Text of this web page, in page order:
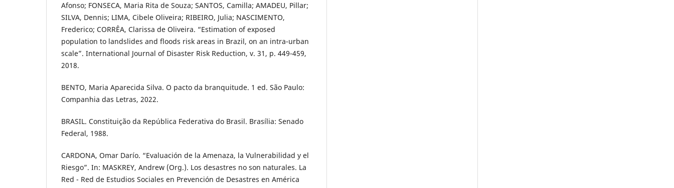
Afonso; FONSECA, Maria Rita de Souza; SANTOS, Camilla; AMADEU, Pillar;
SILVA, Dennis; LIMA, Cibele Oliveira; RIBEIRO, Julia; NASCIMENTO,
Frederico; CORRÊA, Clarissa de Oliveira. “Estimation of exposed
population to landslides and floods risk areas in Brazil, on an intra-urban
scale”. International Journal of Disaster Risk Reduction, v. 31, p. 449-459,
2018.
BENTO, Maria Aparecida Silva. O pacto da branquitude. 1 ed. São Paulo:
Companhia das Letras, 2022.
BRASIL. Constituição da República Federativa do Brasil. Brasília: Senado
Federal, 1988.
CARDONA, Omar Darío. “Evaluación de la Amenaza, la Vulnerabilidad y el
Riesgo”. In: MASKREY, Andrew (Org.). Los desastres no son naturales. La
Red - Red de Estudios Sociales en Prevención de Desastres en América